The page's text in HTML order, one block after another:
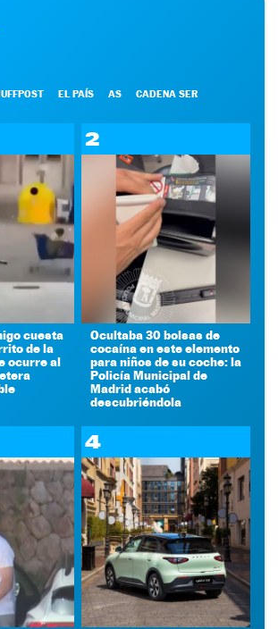
EL PAÍS AS CADENA SER
cuesta
de la
ocurre al
2
Ocultaba 30 bolsas de
cocaína en este elemento
para niños de su coche: la
Policía Municipal de
Madrid acabó
descubriéndola
4